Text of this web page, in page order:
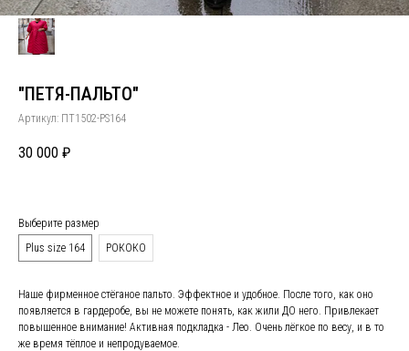
"ПЕТЯ-ПАЛЬТО"
Артикул: ПТ1502-PS164
30 000 ₽
Выберите размер
Plus size 164
РОКОКО
Наше фирменное стёганое пальто. Эффектное и удобное. После того, как оно
появляется в гардеробе, вы не можете понять, как жили ДО него. Привлекает
повышенное внимание! Активная подкладка - Лео. Очень лёгкое по весу, и в то
же время тёплое и непродуваемое.